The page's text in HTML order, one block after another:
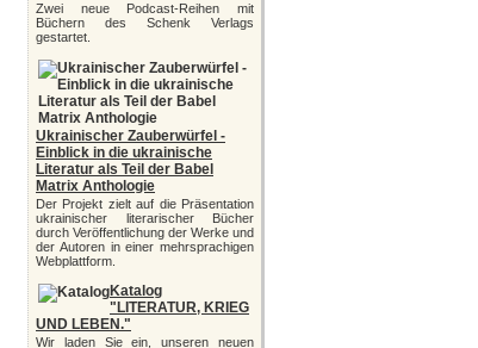
Zwei neue Podcast-Reihen mit
Büchern des Schenk Verlags
gestartet.
Ukrainischer Zauberwürfel -
Einblick in die ukrainische
Literatur als Teil der Babel
Matrix Anthologie
Der Projekt zielt auf die Präsentation
ukrainischer literarischer Bücher
durch Veröffentlichung der Werke und
der Autoren in einer mehrsprachigen
Webplattform.
Katalog
"LITERATUR, KRIEG
UND LEBEN."
Wir laden Sie ein, unseren neuen